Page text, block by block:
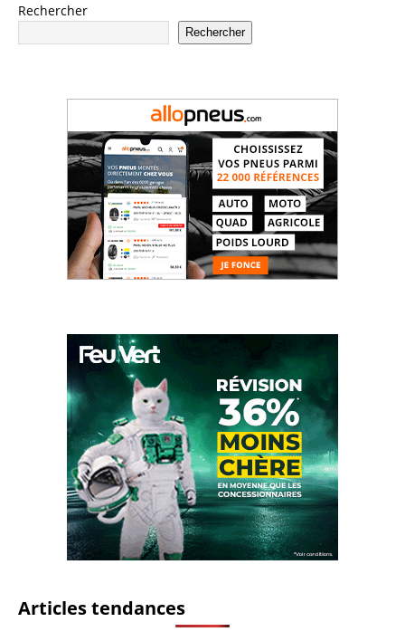
Rechercher
Rechercher
Articles tendances